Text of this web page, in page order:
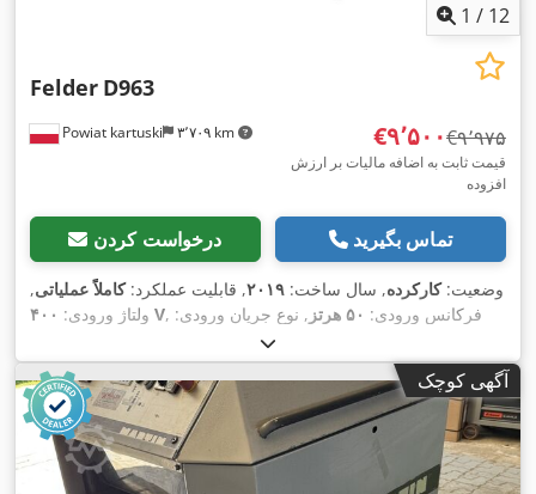
1 / 12
Powiat kartuski ۳٬۷۰۹ km
Felder D963
‎€۹٬۵۰۰ ‎€۹٬۹۷۵
قیمت ثابت به اضافه مالیات بر ارزش
افزوده
درخواست کردن تماس بگیرید
وضعیت:کارکرده, سال ساخت: ۲۰۱۹, قابلیت عملکرد:کاملاً عملیاتی,
ولتاژ ورودی: ۴۰۰ V , فرکانس ورودی: ۵۰ هرتز
, نوع جریان ورودی:
تعداد تیغه‌ها:۹۶, نوع تحریک:برقی, تجهیزات: نشان CE,
آگهی کوچک